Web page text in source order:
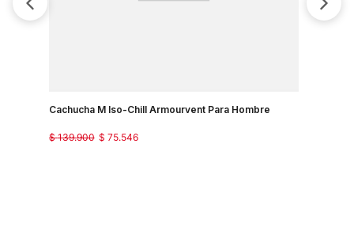
Cachucha M Iso-Chill Armourvent Para Hombre
$ 75.546
$ 139.900